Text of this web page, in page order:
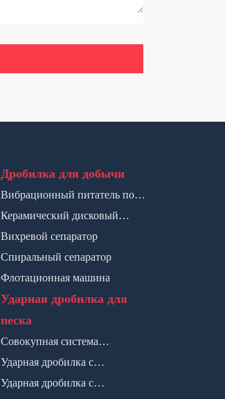
Дробилка для добычи
Вибрационный питатель по
серии SP
Керамический дисковый
фильтр
Вихревой сепаратор
Спиральный сепаратор
Флотационная машина
Ударная дробилка для
песка
Совокупная система
Ударная дробилка с
вертикальной валом по серии
Ударная дробилка с